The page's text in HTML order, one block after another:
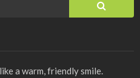
a warm, friendly smile.